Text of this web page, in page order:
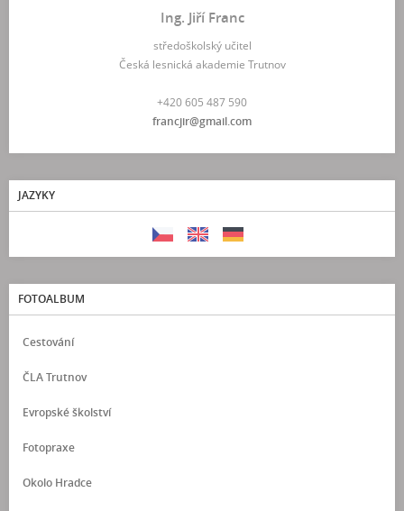
Ing. Jiří Franc
středoškolský učitel
Česká lesnická akademie Trutnov
+420 605 487 590
francjir@gmail.com
JAZYKY
FOTOALBUM
Cestování
ČLA Trutnov
Evropské školství
Fotopraxe
Okolo Hradce